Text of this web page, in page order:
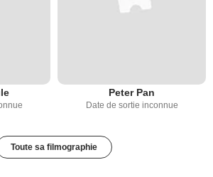
Peter Pan
Date de sortie inconnue
Toute sa filmographie